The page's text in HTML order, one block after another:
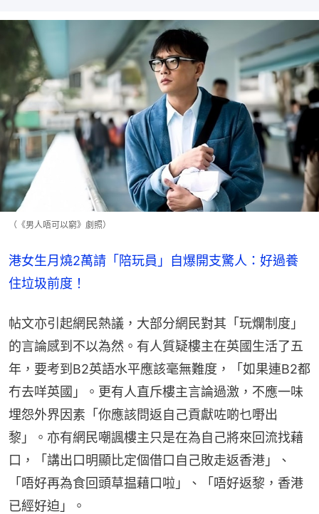
（《男人唔可以窮》劇照）
港女生月燒2萬請「陪玩員」自爆開支驚人：好過養
住垃圾前度！
帖文亦引起網民熱議，大部分網民對其「玩爛制度」
的言論感到不以為然。有人質疑樓主在英國生活了五
年，要考到B2英語水平應該毫無難度，「如果連B2都
冇去咩英國」。更有人直斥樓主言論過激，不應一味
埋怨外界因素「你應該問返自己貢獻咗啲乜嘢出
黎」。亦有網民嘲諷樓主只是在為自己將來回流找藉
口，「講出口明顯比定個借口自己敗走返香港」、
「唔好再為食回頭草揾藉口啦」、「唔好返黎，香港
已經好迫」。